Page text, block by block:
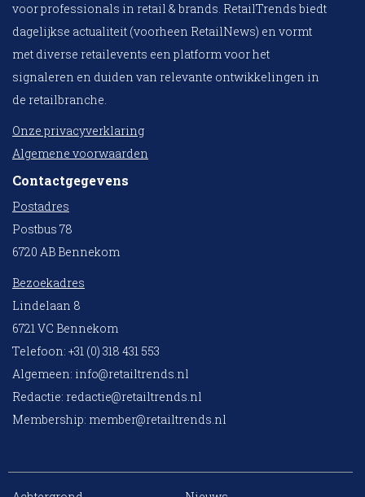
voor professionals in retail & brands. RetailTrends biedt
dagelijkse actualiteit (voorheen RetailNews) en vormt
met diverse retailevents een platform voor het
signaleren en duiden van relevante ontwikkelingen in
de retailbranche.
Onze privacyverklaring
Algemene voorwaarden
Contactgegevens
Postadres
Postbus 78
6720 AB Bennekom
Bezoekadres
Lindelaan 8
6721 VC Bennekom
Telefoon: +31 (0) 318 431 553
Algemeen: info@retailtrends.nl
Redactie: redactie@retailtrends.nl
Membership: member@retailtrends.nl